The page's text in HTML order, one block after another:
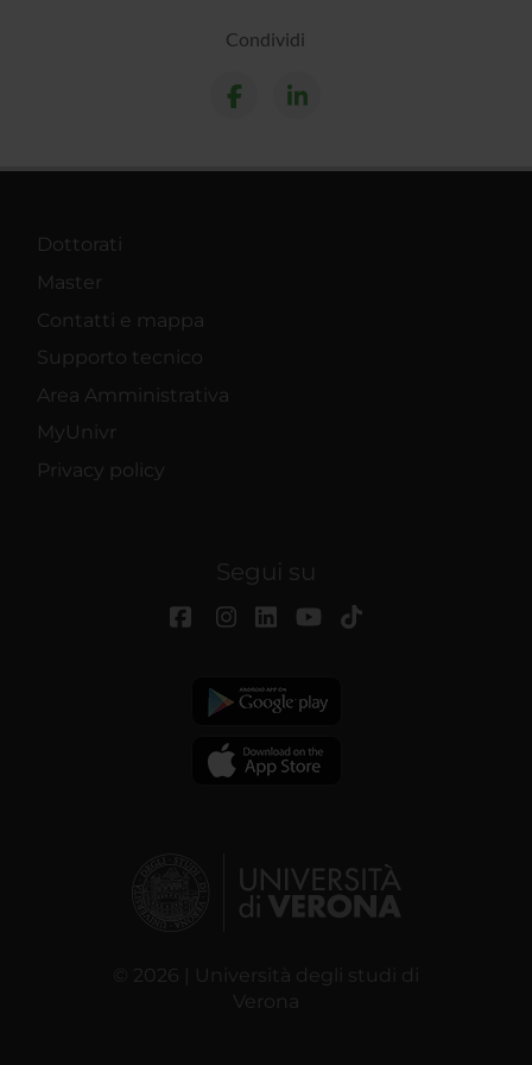
Condividi
Dottorati
Master
Contatti e mappa
Supporto tecnico
Area Amministrativa
MyUnivr
Privacy policy
Segui su
© 2026 | Università degli studi di
Verona